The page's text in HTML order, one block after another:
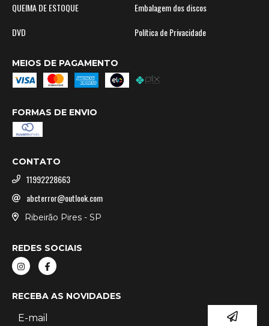
QUEIMA DE ESTOQUE
Embalagem dos discos
DVD
Política de Privacidade
MEIOS DE PAGAMENTO
FORMAS DE ENVIO
CONTATO
11992228663
abcterror@outlook.com
Ribeirão Pires - SP
REDES SOCIAIS
RECEBA AS NOVIDADES